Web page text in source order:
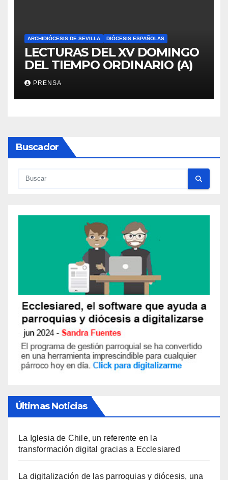
ARCHIDIÓCESIS DE SEVILLA DIÓCESIS ESPAÑOLAS
LECTURAS DEL XV DOMINGO
DEL TIEMPO ORDINARIO (A)
PRENSA
Buscador
Últimas Noticias
La Iglesia de Chile, un referente en la
transformación digital gracias a Ecclesiared
La digitalización de las parroquias y diócesis, una